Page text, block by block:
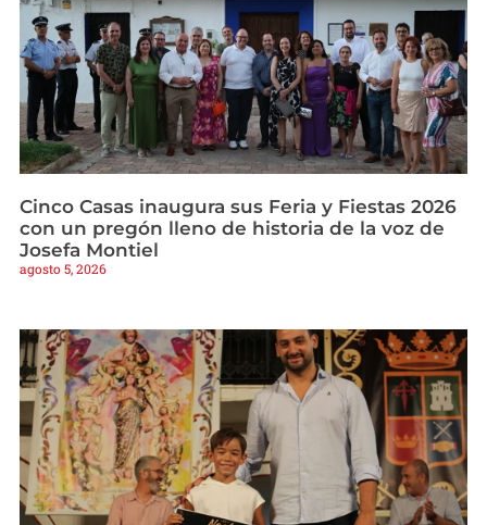
Cinco Casas inaugura sus Feria y Fiestas 2026
con un pregón lleno de historia de la voz de
Josefa Montiel
agosto 5, 2026